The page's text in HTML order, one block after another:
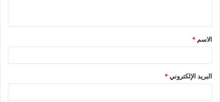
الاسم *
البريد الإلكتروني*